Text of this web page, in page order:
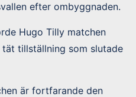
efter ombyggnaden.
Hugo Tilly matchen
tillställning som slutade
är fortfarande den